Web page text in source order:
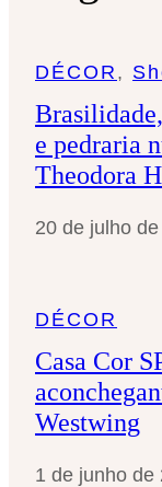
r
DÉCOR ,
e pedraria
Theodora
20 de julho
DÉCOR
Casa Cor
Westwing
1 de junho de